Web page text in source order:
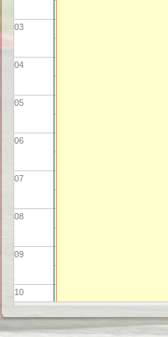
03
04
05
06
07
08
09
10
11